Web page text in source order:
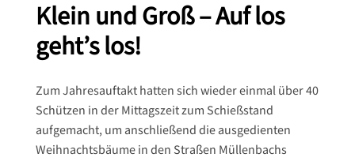
Klein und Groß – Auf los
geht’s los!
Zum Jahresauftakt hatten sich wieder einmal über 40
Schützen in der Mittagszeit zum Schießstand
aufgemacht, um anschließend die ausgedienten
Weihnachtsbäume in den Straßen Müllenbachs